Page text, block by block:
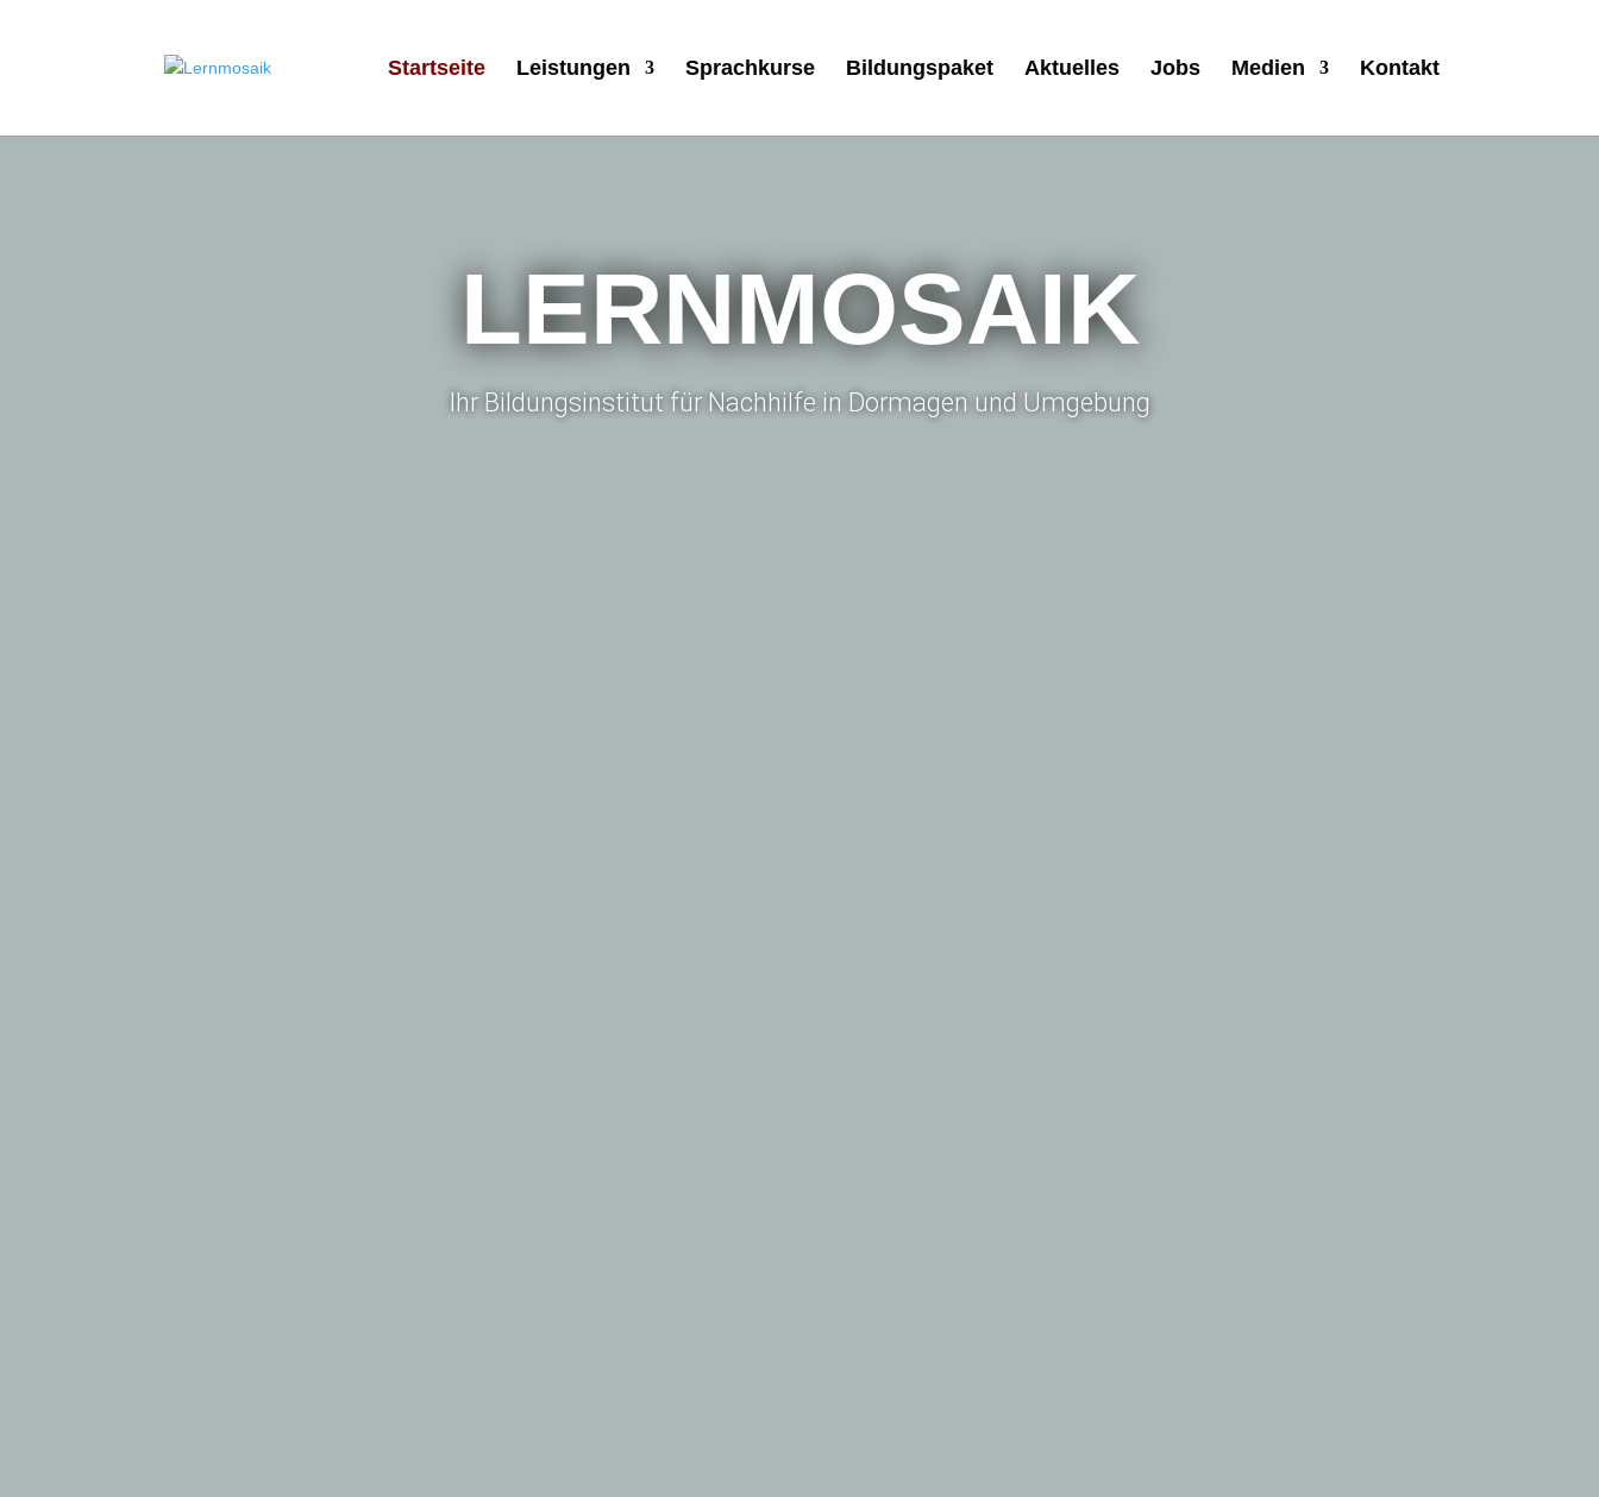
Startseite Leistungen Sprachkurse Bildungspaket Aktuelles Jobs Medien Kontakt
LERNMOSAIK
Ihr Bildungsinstitut für Nachhilfe in Dormagen und Umgebung